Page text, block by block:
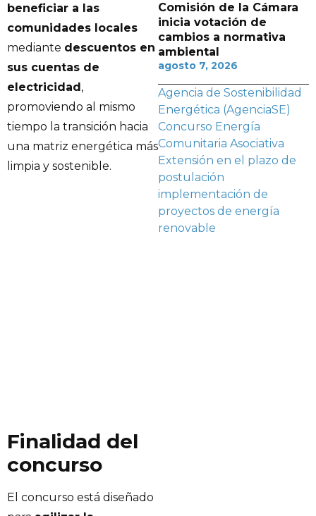
beneficiar a las
comunidades locales
mediante descuentos en
sus cuentas de
electricidad,
promoviendo al mismo
tiempo la transición hacia
una matriz energética más
limpia y sostenible.
Finalidad del
concurso
El concurso está diseñado
Comisión de la Cámara
inicia votación de
cambios a normativa
ambiental
agosto 7, 2026
Agencia de Sostenibilidad
Energética (AgenciaSE)
Concurso Energía
Comunitaria Asociativa
Extensión en el plazo de
postulación
implementación de
proyectos de energía
renovable